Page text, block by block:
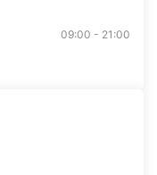
09:00 - 21:00